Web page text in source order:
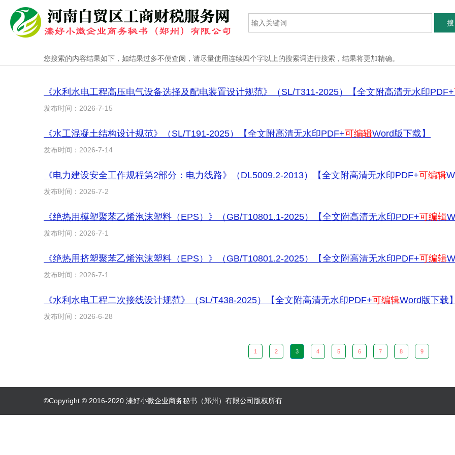
您搜索的内容结果如下，如结果过多不便查阅，请尽量使用连续四个字以上的搜索词进行搜索，结果将更加精确。
《水利水电工程高压电气设备选择及配电装置设计规范》（SL/T311-2025）【全文附高清无水印PDF+
发布时间：2026-7-15
《水工混凝土结构设计规范》（SL/T191-2025）【全文附高清无水印PDF+可编辑Word版下载】
发布时间：2026-7-14
《电力建设安全工作规程第2部分：电力线路》（DL5009.2-2013）【全文附高清无水印PDF+可编辑
发布时间：2026-7-2
《绝热用模塑聚苯乙烯泡沫塑料（EPS）》（GB/T10801.1-2025）【全文附高清无水印PDF+可编辑
发布时间：2026-7-1
《绝热用挤塑聚苯乙烯泡沫塑料（EPS）》（GB/T10801.2-2025）【全文附高清无水印PDF+可编辑
发布时间：2026-7-1
《水利水电工程二次接线设计规范》（SL/T438-2025）【全文附高清无水印PDF+可编辑Word版下载】
发布时间：2026-6-28
1 2 3 4 5 6 7 8 9
©Copyright © 2016-2020 溱好小微企业商务秘书（郑州）有限公司版权所有